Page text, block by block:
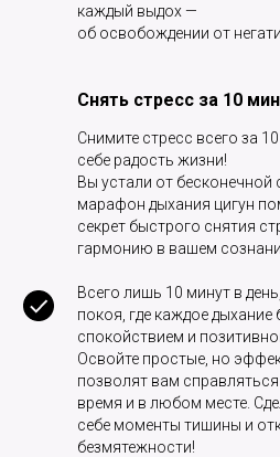
каждый выдох —
об освобождении от
Снять стресс за 10
Снимите стресс всего за
себе радость жизни!
Вы устали от
марафон дыхания цигун
секрет быстрого снятия
гармонию в вашем
Всего лишь 10 минут в
покоя, где каждое дыхание
спокойствием и
Освойте простые, но
позволят вам
время и в любом месте.
себе моменты тишины и
безмятежности!